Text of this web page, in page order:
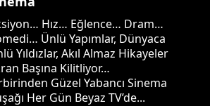
Hız… Eğlence… Dram…
Ünlü Yapımlar, Dünyaca
Yıldızlar, Akıl Almaz Hikayeler
Başına Kilitliyor…
Güzel Yabancı Sinema
Her Gün Beyaz TV’de...